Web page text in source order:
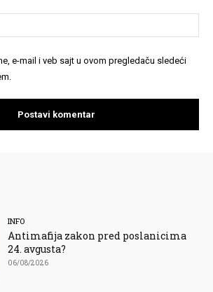
e-mail i veb sajt u ovom pregledaču sledeći
INFO
Antimafija zakon pred poslanicima
24. avgusta?
06/08/2026